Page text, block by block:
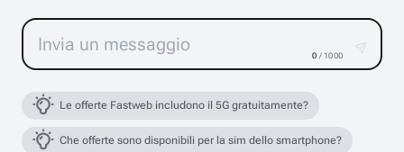
0 / 1000
Le offerte Fastweb includono il 5G gratuitamente?
Che offerte sono disponibili per la sim dello smartphone?